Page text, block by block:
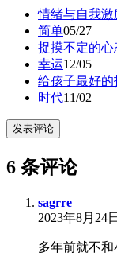
情绪与自我激
简单05/27
捉摸不定的心
幸运12/05
给孩子最好的
时代11/02
发表评论
6 条评论
sagrre
2023年8月24
多年前就不